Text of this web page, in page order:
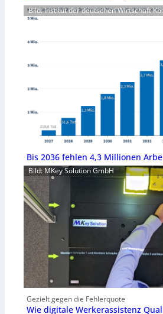
Bild: Institut der deutschen Wirtschaft
Bis 2036 fehlen 4,3 Millionen
Bild: MKey Solution GmbH
Gezielt gegen die Fehlerquote
Wie digitale Werkerassistenz